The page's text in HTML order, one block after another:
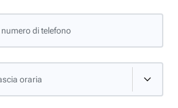
di telefono
oraria